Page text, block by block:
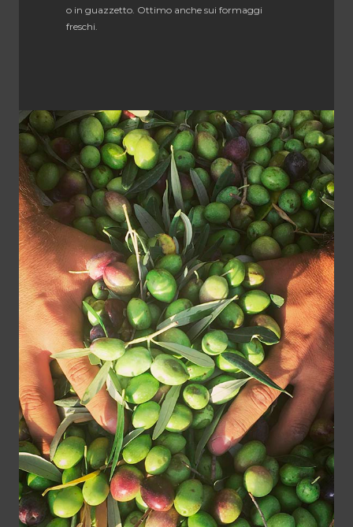
o in guazzetto. Ottimo anche sui formaggi
freschi.